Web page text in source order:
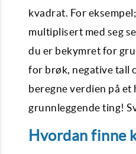
kvadrat. For
multiplisert med seg
du er bekymret for
for brøk, negative tall
beregne verdien på et
grunnleggende ting!
Hvordan finne